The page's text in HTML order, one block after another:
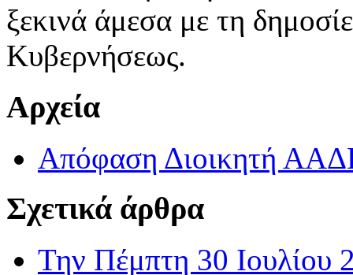
ξεκινά άμεσα με τη
Κυβερνήσεως.
Αρχεία
Απόφαση Διοικητή
Σχετικά άρθρα
Την Πέμπτη 30 Ιουλίου